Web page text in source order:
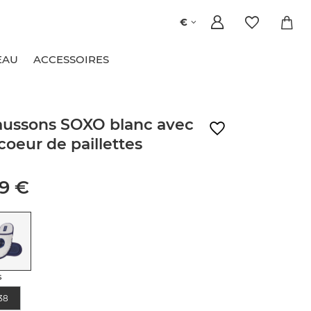
€
ACCESSOIRES
SOXO blanc avec
de paillettes
€